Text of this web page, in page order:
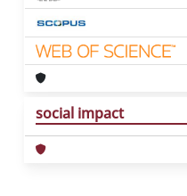
social impact